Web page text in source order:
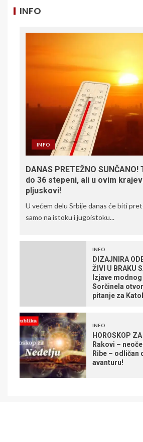
INFO
INFO
DANAS PRETEŽNO
do 36 stepeni, ali u ovim
pljuskovi!
U većem delu Srbije danas će biti
samo na istoku i jugoistoku...
INFO
DIZAJNIRA
ŽIVI U BRAKU
Izjave
Sorčinela
pitanje za
INFO
HOROSKOP
Rakovi –
Ribe – odličan
avanturu!